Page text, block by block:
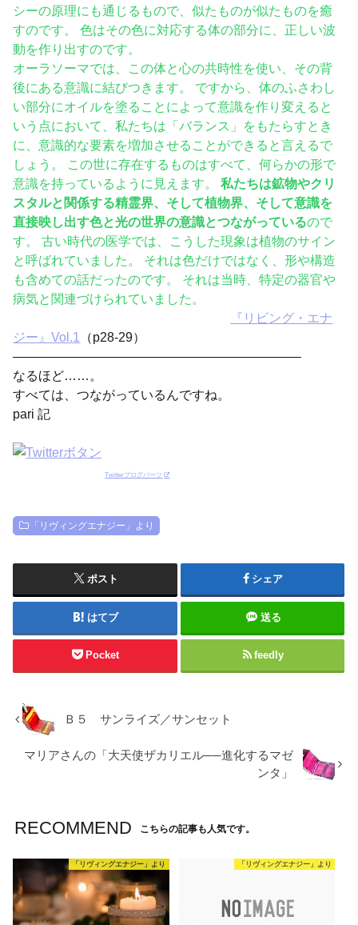
シーの原理にも通じるもので、似たものが似たものを癒
すのです。 色はその色に対応する体の部分に、正しい波
動を作り出すのです。
オーラソーマでは、この体と心の共時性を使い、その背
後にある意識に結びつきます。 ですから、体のふさわし
い部分にオイルを塗ることによって意識を作り変えると
いう点において、私たちは「バランス」をもたらすとき
に、意識的な要素を増加させることができると言えるで
しょう。 この世に存在するものはすべて、何らかの形で
意識を持っているように見えます。私たちは鉱物やクリ
スタルと関係する精霊界、そして植物界、そして意識を
直接映し出す色と光の世界の意識とつながっているので
す。 古い時代の医学では、こうした現象は植物のサイン
と呼ばれていました。 それは色だけではなく、形や構造
も含めての話だったのです。 それは当時、特定の器官や
病気と関連づけられていました。
『リビング・エナ
ジー』Vol.1
（p28-29）
——————————————————————–
なるほど……。
すべては、つながっているんですね。
pari 記
Twitterブログパーツ
「リヴィングエナジー」より
ポスト シェア
はてブ 送る
Pocket feedly
Ｂ５ サンライズ／サンセット
マリアさんの「大天使ザカリエル──進化するマゼ
ンタ」
RECOMMEND こちらの記事も人気です。
「リヴィングエナジー」より 「リヴィングエナジー」より